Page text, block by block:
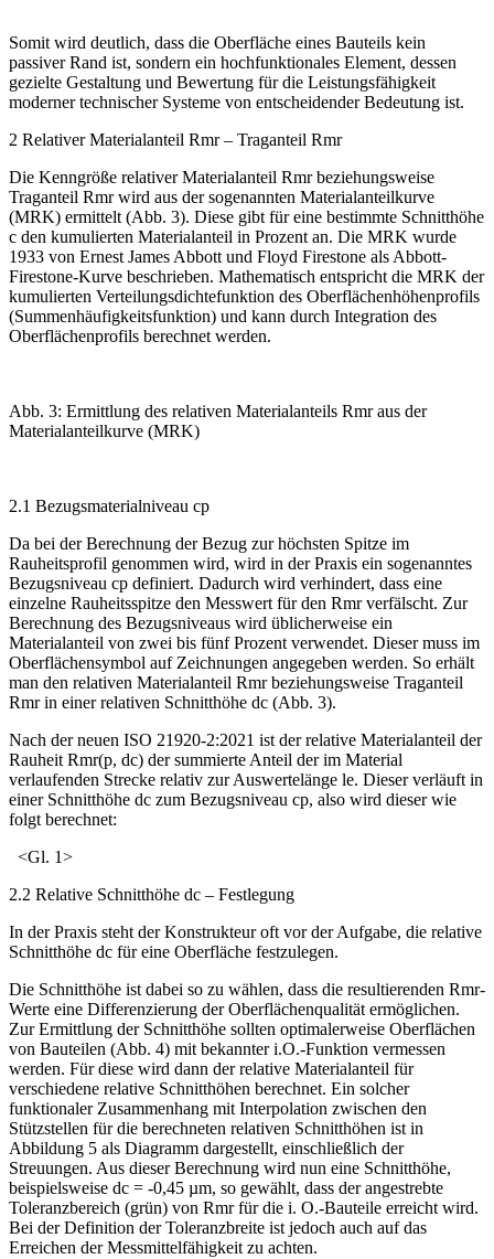
Somit wird deutlich, dass die Oberfläche eines Bauteils kein
passiver Rand ist, sondern ein hochfunktionales Element, dessen
gezielte Gestaltung und Bewertung für die Leistungsfähigkeit
moderner technischer Systeme von entscheidender Bedeutung ist.
2 Relativer ­Materialanteil Rmr – Traganteil Rmr
Die Kenngröße relativer Materialanteil Rmrbeziehungsweise
Traganteil Rmrwird aus der sogenannten ­Materialanteilkurve
(MRK) ermittelt (Abb. 3). Diese gibt für eine bestimmte Schnitthöhe
c den kumulierten Materialanteil in Prozent an. Die MRK ­wurde
1933 von Ernest James Abbott und Floyd Firestone als Abbott-
Firestone-Kurve beschrieben. Mathematisch entspricht die MRK der
kumulierten Verteilungsdichtefunktion des Oberflächenhöhenprofils
(Summenhäufigkeitsfunktion) und kann durch Integration des
Oberflächenprofils berechnet werden.
Abb. 3: Ermittlung des relativen Materialanteils Rmr aus der
Materialanteilkurve (MRK)
2.1 Bezugsmaterialniveau cp
Da bei der Berechnung der Bezug zur höchsten Spitze im
Rauheitsprofil genommen wird, wird in der Praxis ein sogenanntes
Bezugsniveau cp definiert. Dadurch wird verhindert, dass eine
einzelne Rauheitsspitze den Messwert für den Rmr verfälscht. Zur
Berechnung des Bezugsniveaus wird üblicherweise ein
Materialanteil von zwei bis fünf Prozent verwendet. Dieser muss im
­Oberflächensymbol auf Zeichnungen angegeben werden. So erhält
man den relativen Materialanteil Rmr beziehungsweise Traganteil
Rmr in einer relativen Schnitthöhe dc (Abb. 3).
Nach der neuen ISO 21920-2:2021 ist der relative Materialanteil der
Rauheit Rmr(p, dc) der summierte Anteil der im Material
verlaufenden Strecke relativ zur Auswertelänge le. Dieser verläuft in
einer Schnitthöhe dc zum Bezugsniveau cp, also wird dieser wie
folgt berechnet:
<Gl. 1>
2.2 Relative ­Schnitthöhe dc – Festlegung
In der Praxis steht der Konstrukteur oft vor der Aufgabe, die relative
Schnitthöhe dc für eine Oberfläche festzulegen.
Die Schnitthöhe ist dabei so zu wählen, dass die resultierenden Rmr-
Werte eine Differenzierung der Oberflächenqualität ermöglichen.
Zur Ermittlung der Schnitthöhe ­sollten optimalerweise Oberflächen
von ­Bauteilen (Abb. 4) mit bekannter i.O.-Funktion vermessen
werden. Für diese wird dann der relative Materialanteil für
verschiedene relative Schnitthöhen berechnet. Ein solcher
funktionaler Zusammenhang mit Interpolation zwischen den
Stützstellen für die berechneten relativen Schnitthöhen ist in
Abbildung 5 als Diagramm dargestellt, einschließlich der
Streuungen. Aus dieser Berechnung wird nun eine Schnitthöhe,
beispielsweise dc = -0,45 µm, so gewählt, dass der angestrebte
Toleranzbereich (grün) von Rmr für die i. O.-Bauteile erreicht wird.
Bei der Definition der Toleranzbreite ist jedoch auch auf das
Erreichen der Messmittelfähigkeit zu achten.